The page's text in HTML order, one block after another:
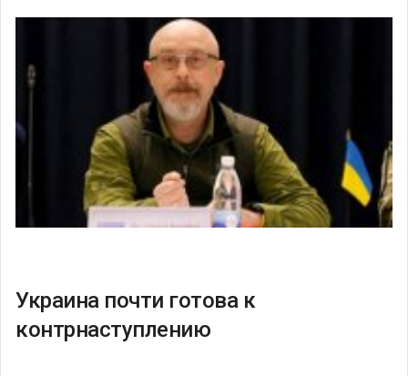
Украина почти готова к
контрнаступлению